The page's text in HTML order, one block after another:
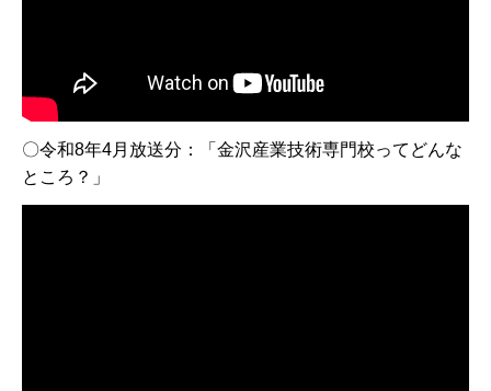
〇令和8年4月放送分：「金沢産業技術専門校ってどんな
ところ？」